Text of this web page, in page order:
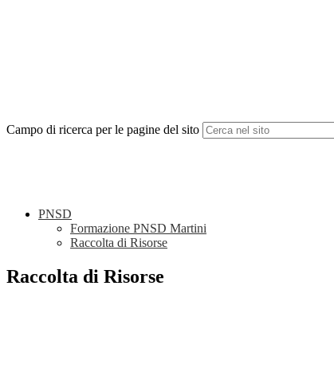
Campo di ricerca per le pagine del sito
PNSD
Formazione PNSD Martini
Raccolta di Risorse
Raccolta di Risorse